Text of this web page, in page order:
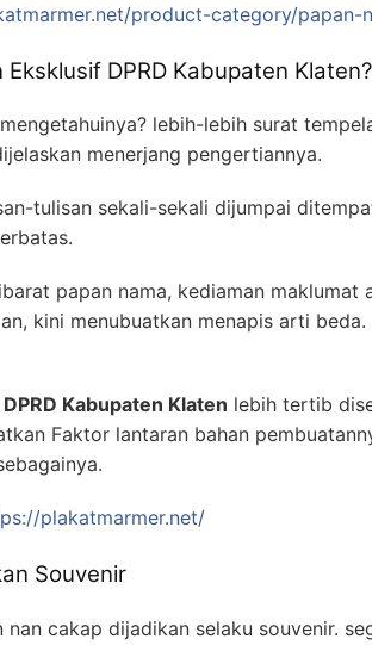
product-category/papan-
DPRD Kabupaten Klaten?
lebih-lebih surat
menerjang pengertiannya.
tulisan sekali-sekali dijumpai
papan nama, kediaman maklumat
kini menubuatkan menapis arti
Kabupaten Klaten lebih tertib
Faktor lantaran bahan
plakatmarmer.net/
Souvenir
cakap dijadikan selaku souvenir.